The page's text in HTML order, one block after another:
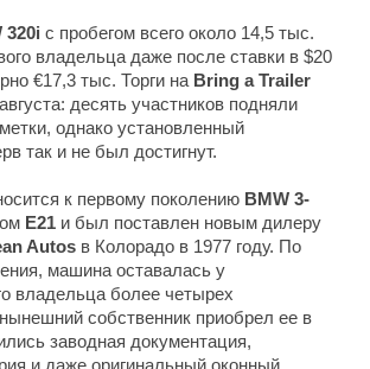
320i с пробегом всего около 14,5 тыс.
владельца даже после ставки в $20
€17,3 тыс. Торги на Bring a Trailer
десять участников подняли
однако установленный
так и не был достигнут.
к первому поколению BMW 3-
E21 и был поставлен новым дилеру
Autos в Колорадо в 1977 году. По
машина оставалась у
владельца более четырех
собственник приобрел ее в
заводная документация,